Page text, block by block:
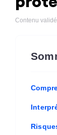
Contenu